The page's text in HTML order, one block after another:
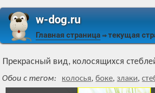
w-dog.ru
Главная страница ⇒ текущая
Прекрасный вид, колосящихся
Обои с тегом: колосья,боке,злаки,